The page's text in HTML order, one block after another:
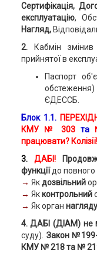
Сертифікація,
експлуатацію,
Нагляд,
2.
Кабмін змінив
прийнятої в
Паспорт
ЄДЕССБ.
Блок 1.1.
КМУ № 303та
працювати? Колізії!
3. ДАБІ!
функціїдо
→ Якдозвільний
→ Якконтрольний
→ Як орган нагляду
4. ДАБІ (ДІАМ) не
суду). Закон
КМУ № 218 та №